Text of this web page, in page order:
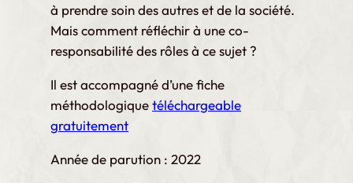
r
i
x
:
0
à prendre soin des autres et de la société.
Mais comment réfléchir à une co-
responsabilité des rôles à ce sujet ?
Il est accompagné d’une fiche
méthodologiquetéléchargeable
gratuitement
Année de parution : 2022